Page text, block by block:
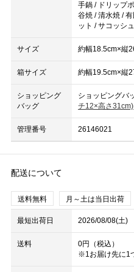
手鍋 / ドリップ
谷焼 / 清水焼 /
ット / サコッシ
サイズ 約幅18.5cm×縦
箱サイズ 約幅19.5cm×縦
ショッピング
バッグ
ショッピングバ
チ12×高さ31cm)
管理番号 26146021
配送について
送料無料 月～土は当日出荷
最短出荷日 2026/08/08(土)
送料
0円（税込）
※1お届け先に1